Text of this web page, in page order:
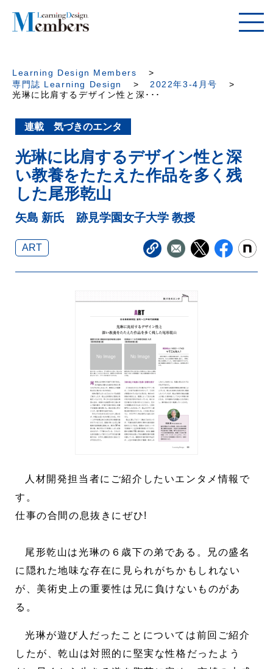
Learning Design Members
専門誌 Learning Design
2022年3-4月号
光琳に比肩するデザイン性と深･･･
連載 気づきのエンタ
光琳に比肩するデザイン性と深
い教養をたたえた作品を多く残
した尾形乾山
矢島 新氏 跡見学園女子大学 教授
ART
人材開発担当者にご紹介したいエンタメ情報で
す。
仕事の合間の息抜きにぜひ!
尾形乾山は光琳の６歳下の弟である。兄の盛名
に隠れた地味な存在に見られがちかもしれない
が、美術史上の重要性は兄に負けないものがあ
る。
光琳が遊び人だったことについては前回ご紹介
したが、乾山は対照的に堅実な性格だったよう